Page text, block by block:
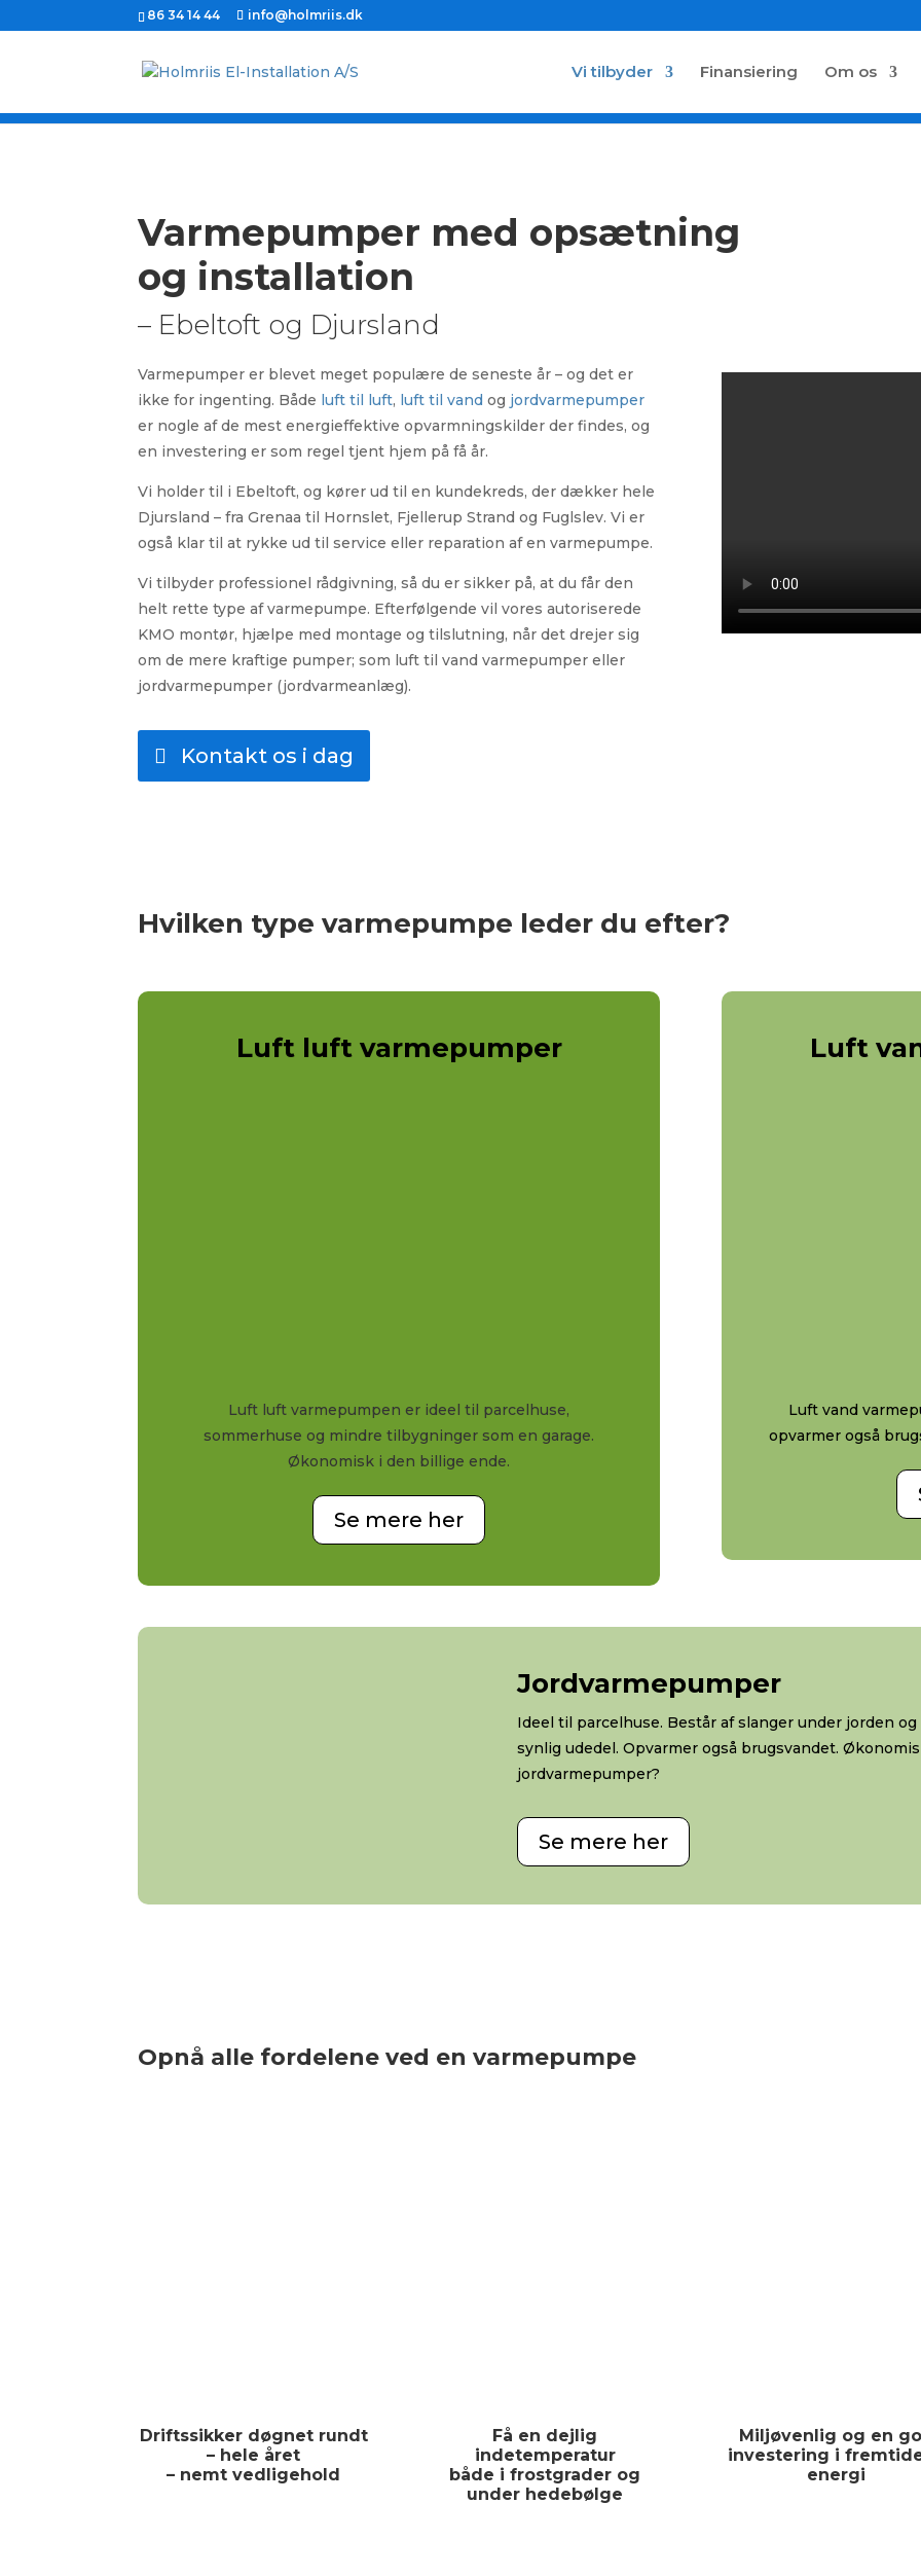
86 34 14 44 info@holmriis.dk
Vi tilbyder Finansiering Om os
Varmepumper med opsætning
og installation
– Ebeltoft og Djursland
Varmepumper er blevet meget populære de seneste år – og det er
ikke for ingenting. Både luft til luft, luft til vand og jordvarmepumper
er nogle af de mest energieffektive opvarmningskilder der findes, og
en investering er som regel tjent hjem på få år.
Vi holder til i Ebeltoft, og kører ud til en kundekreds, der dækker hele
Djursland – fra Grenaa til Hornslet, Fjellerup Strand og Fuglslev. Vi er
også klar til at rykke ud til service eller reparation af en varmepumpe.
Vi tilbyder professionel rådgivning, så du er sikker på, at du får den
helt rette type af varmepumpe. Efterfølgende vil vores autoriserede
KMO montør, hjælpe med montage og tilslutning, når det drejer sig
om de mere kraftige pumper; som luft til vand varmepumper eller
jordvarmepumper (jordvarmeanlæg).
Kontakt os i dag
Hvilken type varmepumpe leder du efter?
Luft luft varmepumper
Luft luft varmepumpen er ideel til parcelhuse,
sommerhuse og mindre tilbygninger som en garage.
Økonomisk i den billige ende.
Se mere her
Luft
Luft vand
opvarmer også
Jordvarmepumper
Ideel til parcelhuse. Består af slanger under jorden
synlig udedel. Opvarmer også brugsvandet.
jordvarmepumper?
Se mere her
Opnå alle fordelene ved en varmepumpe
Driftssikker døgnet rundt
– hele året
– nemt vedligehold
Få en dejlig
indetemperatur
både i frostgrader og
under hedebølge
Miljøvenlig og en
investering i
energi